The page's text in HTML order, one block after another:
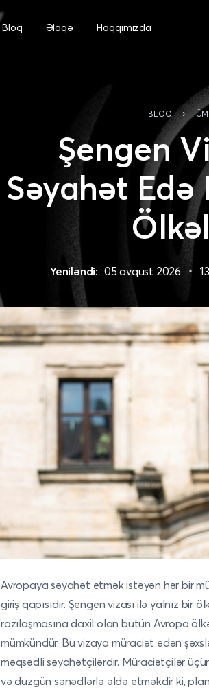
Bloq Əlaqə Haqqımızda
BLOQ ›
Şengen
Səyahət
Yeniləndi: 05 avqust 2026
Avropaya səyahət etmək istəyən hər bir
giriş qapısıdır. Şengen vizası ilə yalnız bir
razılaşmasına daxil olan bütün Avropa
mümkündür. Bu vizaya müraciət edən
məqsədli səyahətçilərdir. Müraciətçilər
və düzgün sənədlərlə əldə etməkdir ki,